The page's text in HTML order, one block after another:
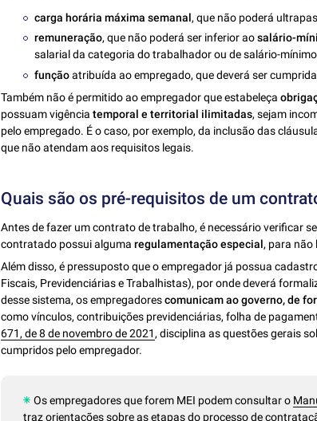
carga horária máxima semanal, que não poderá
remuneração, que não poderá ser inferior aosalário-
salarial da categoria do trabalhador ou de salário-
funçãoatribuída ao empregado, que deverá ser
Também não é permitido ao empregador que estabeleça
possuam vigênciatemporal e territorial ilimitadas, sejam
pelo empregado. É o caso, por exemplo, da inclusão das
que não atendam aos requisitos legais.
Quais são os pré-requisitos de um
Antes de fazer um contrato de trabalho, é necessário verificar
contratado possui algumaregulamentação especial, para não
Além disso, é pressuposto que o empregador já possua
Fiscais, Previdenciárias e Trabalhistas), por onde deverá
desse sistema, os empregadorescomunicam ao governo, de
como vínculos, contribuições previdenciárias, folha de
671, de 8 de novembro de 2021 , disciplina as questões gerais
cumpridos pelo empregador.
Os empregadores que forem MEI podem consultar o
traz orientações sobre as etapas do processo de